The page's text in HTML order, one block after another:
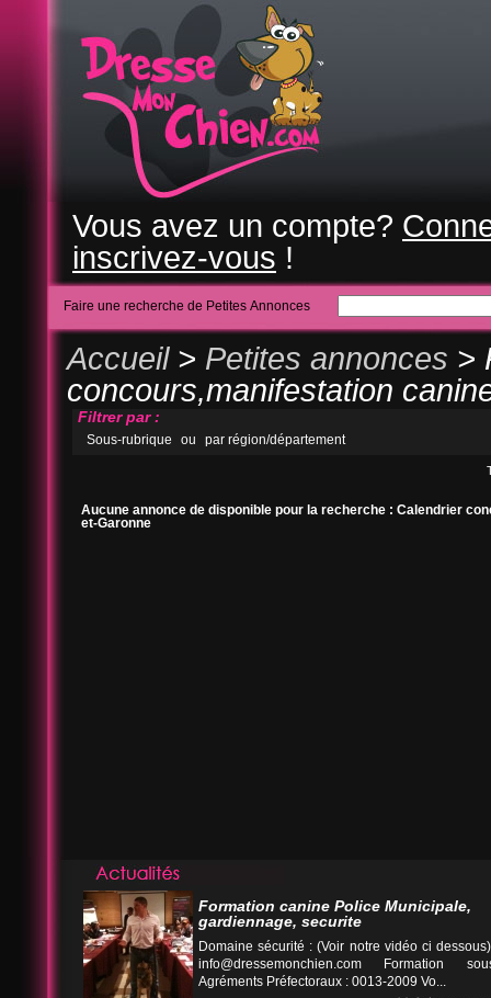
Vous avez un compte?
inscrivez-vous !
Faire une recherche de Petites Annonces
Accueil> Petites annonces >
concours,manifestation
Filtrer par :
Sous-rubrique ou par région/département
Aucune annonce de disponible pour la recherche : Calendrier
et-Garonne
Formation canine Police Municipale,
gardiennage, securite
Domaine sécurité : (Voir notre vidéo ci
info@dressemonchien.com Formation
Agréments Préfectoraux : 0013-2009 Vo...